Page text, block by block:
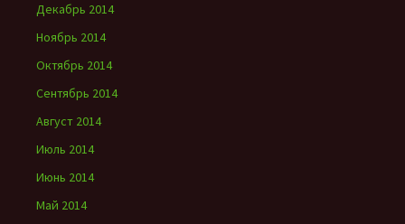
Декабрь 2014
Ноябрь 2014
Октябрь 2014
Сентябрь 2014
Август 2014
Июль 2014
Июнь 2014
Май 2014